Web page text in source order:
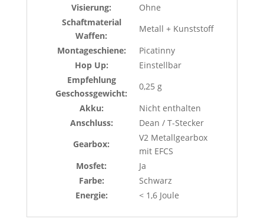
Visierung:
Ohne
Schaftmaterial
Waffen:
Metall + Kunststoff
Montageschiene:
Picatinny
Hop Up:
Einstellbar
Empfehlung
Geschossgewicht:
0,25 g
Akku:
Nicht enthalten
Anschluss:
Dean / T-Stecker
Gearbox:
V2 Metallgearbox
mit EFCS
Mosfet:
Ja
Farbe:
Schwarz
Energie:
< 1,6 Joule